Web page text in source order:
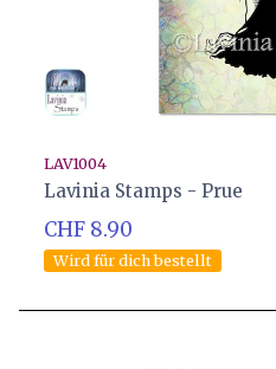
LAV1004
Lavinia Stamps - Prue
CHF 8.90
Wird für dich bestellt